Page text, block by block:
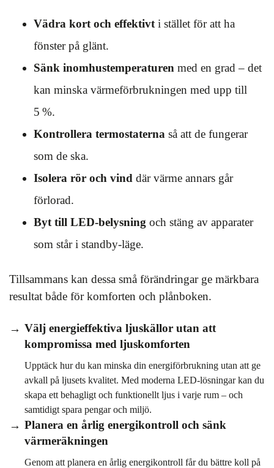
Vädra kort och effektivt i stället för att ha
fönster på glänt.
Sänk inomhustemperaturen med en grad – det
kan minska värmeförbrukningen med upp till
5 %.
Kontrollera termostaterna så att de fungerar
som de ska.
Isolera rör och vind där värme annars går
förlorad.
Byt till LED-belysning och stäng av apparater
som står i standby-läge.
Tillsammans kan dessa små förändringar ge märkbara
resultat både för komforten och plånboken.
Välj energieffektiva ljuskällor utan att
kompromissa med ljuskomforten
Upptäck hur du kan minska din energiförbrukning utan att ge
avkall på ljusets kvalitet. Med moderna LED-lösningar kan du
skapa ett behagligt och funktionellt ljus i varje rum – och
samtidigt spara pengar och miljö.
Planera en årlig energikontroll och sänk
värmeräkningen
Genom att planera en årlig energikontroll får du bättre koll på